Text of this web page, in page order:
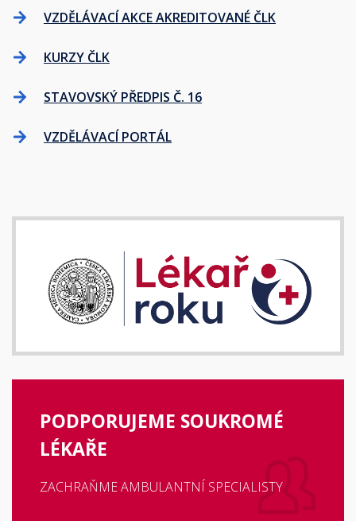
VZDĚLÁVACÍ AKCE AKREDITOVANÉ ČLK
KURZY ČLK
STAVOVSKÝ PŘEDPIS Č. 16
VZDĚLÁVACÍ PORTÁL
PODPORUJEME SOUKROMÉ
LÉKAŘE
ZACHRAŇME AMBULANTNÍ SPECIALISTY